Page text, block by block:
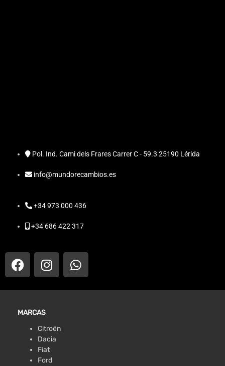
Pol. Ind. Cami dels Frares Carrer C - 59.3 25190 Lérida
info@mundorecambios.es
+34 973 000 436
+34 686 422 317
MARCAS
Citroën
Dacia
Fiat
Ford